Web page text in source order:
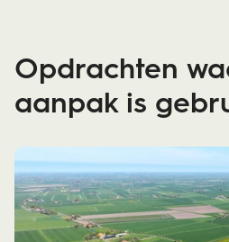
Opdrachten
aanpak is